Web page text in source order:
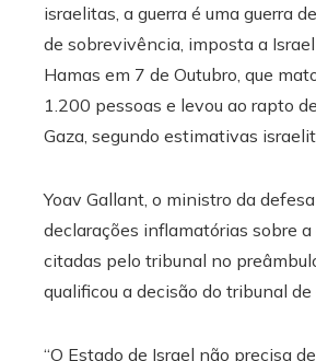
israelitas, a guerra é uma guerra
de sobrevivência, imposta a
Hamas em 7 de Outubro, que
1.200 pessoas e levou ao rapto
Gaza, segundo estimativas
Yoav Gallant, o ministro da
declarações inflamatórias sobre a
citadas pelo tribunal no
qualificou a decisão do tribunal
“O Estado de Israel não precisa